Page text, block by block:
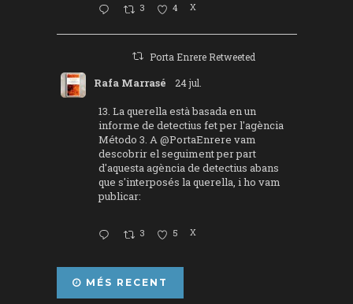
3 4 X
Porta Enrere Retweeted
Rafa Marrasé 24 jul.
13. La querella està basada en un
informe de detectius fet per l'agència
Método 3. A@PortaEnrere vam
descobrir el seguiment per part
d'aquesta agència de detectius abans
que s'interposés la querella, i ho vam
publicar:
3 5 X
MÉS RECENT